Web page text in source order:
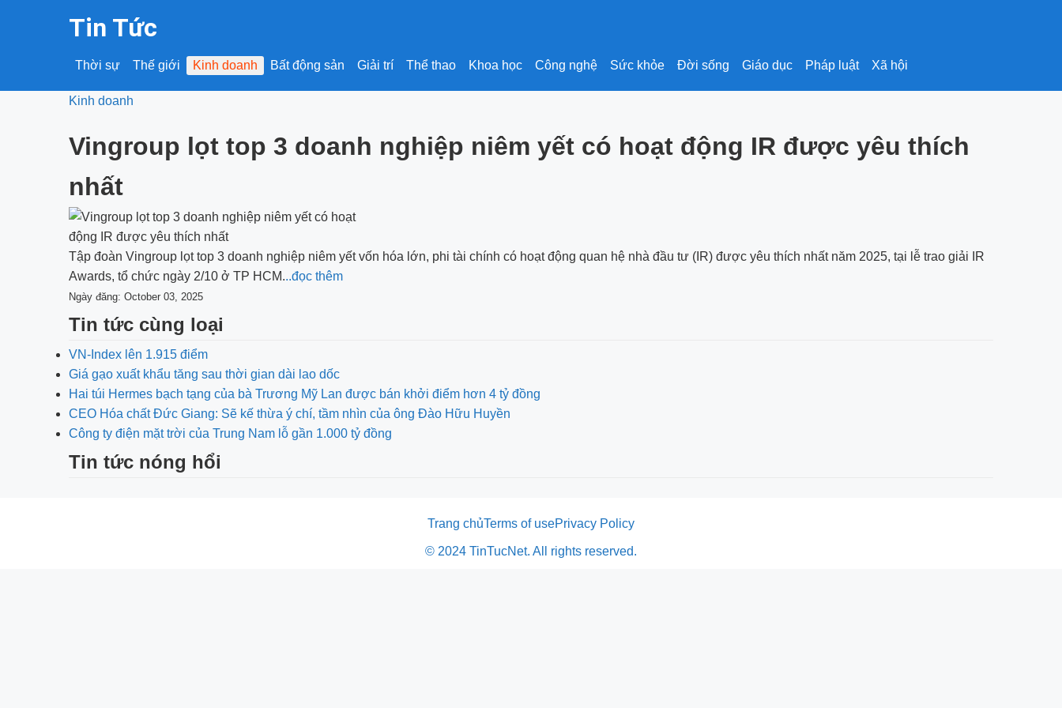
Tin Tức
Thời sự Thế giới Kinh doanh Bất động sản Giải trí Thể thao Khoa học Công nghệ Sức khỏe Đời sống Giáo dục Pháp luật Xã hội
Kinh doanh
Vingroup lọt top 3 doanh nghiệp niêm yết có hoạt động IR được yêu thích
nhất
Tập đoàn Vingroup lọt top 3 doanh nghiệp niêm yết vốn hóa lớn, phi tài chính có hoạt động quan hệ nhà đầu tư (IR) được yêu thích nhất năm 2025, tại lễ trao giải IR
Awards, tổ chức ngày 2/10 ở TP HCM...đọc thêm
Ngày đăng: October 03, 2025
Tin tức cùng loại
VN-Index lên 1.915 điểm
Giá gạo xuất khẩu tăng sau thời gian dài lao dốc
Hai túi Hermes bạch tạng của bà Trương Mỹ Lan được bán khởi điểm hơn 4 tỷ đồng
CEO Hóa chất Đức Giang: Sẽ kế thừa ý chí, tầm nhìn của ông Đào Hữu Huyền
Công ty điện mặt trời của Trung Nam lỗ gần 1.000 tỷ đồng
Tin tức nóng hổi
Trang chủTerms of usePrivacy Policy
© 2024 TinTucNet. All rights reserved.